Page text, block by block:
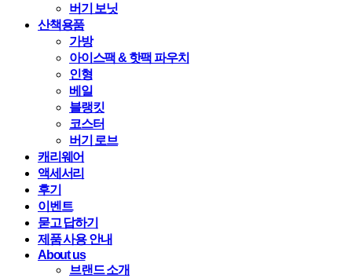
버기 보닛
산책용품
가방
아이스팩 & 핫팩 파우치
인형
베일
블랭킷
코스터
버기 로브
캐리웨어
액세서리
후기
이벤트
묻고 답하기
제품 사용 안내
About us
브랜드 소개